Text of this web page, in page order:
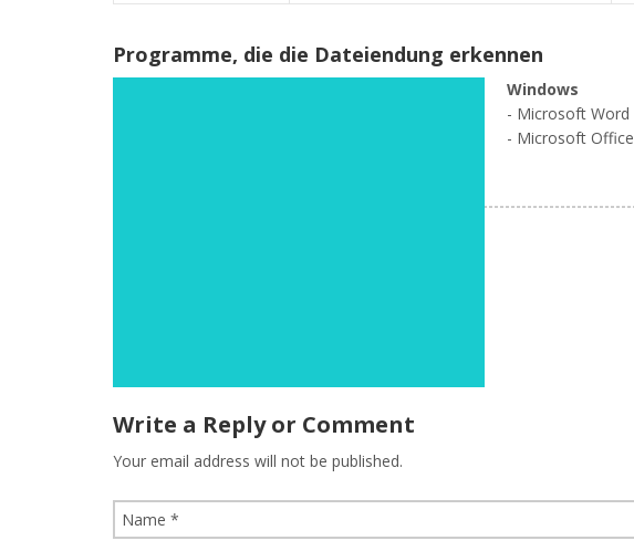
Programme, die die Dateiendung erkennen
Windows
- Microsoft Word
- Microsoft Office
Write a Reply or Comment
Your email address will not be published.